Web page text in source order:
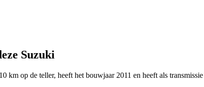
Suzuki
km op de teller, heeft het bouwjaar 2011 en heeft als